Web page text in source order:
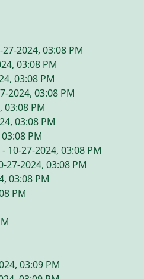
27-2024, 03:08 PM
03:08 PM
03:08 PM
2024, 03:08 PM
03:08 PM
03:08 PM
PM
- 10-27-2024, 03:08 PM
27-2024, 03:08 PM
03:08 PM
PM
03:09 PM